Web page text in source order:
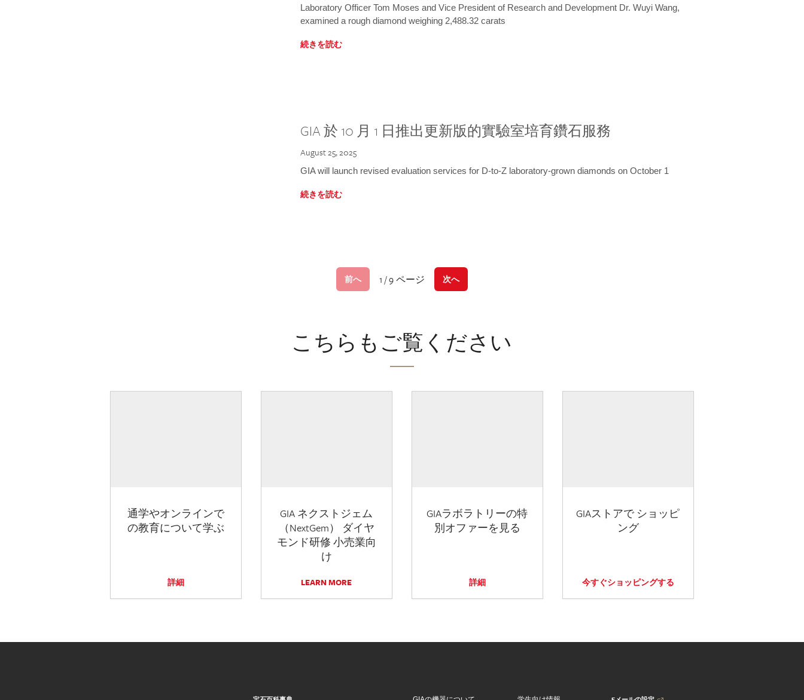
Laboratory Officer Tom Moses and Vice President of Research and Development Dr. Wuyi Wang,
examined a rough diamond weighing 2,488.32 carats
続きを読む
GIA 於 10 月 1 日推出更新版的實驗室培育鑽石服務
August 25, 2025
GIA will launch revised evaluation services for D-to-Z laboratory-grown diamonds on October 1
続きを読む
前へ 1 / 9 ページ 次へ
こちらもご覧ください
通学やオンラインで
の教育について学ぶ
詳細
GIA ネクストジェム
（NextGem） ダイヤ
モンド研修 小売業向
け
LEARN MORE
GIAラボラトリーの特
別オファーを見る
詳細
GIAストアで ショッピ
ング
今すぐショッピングする